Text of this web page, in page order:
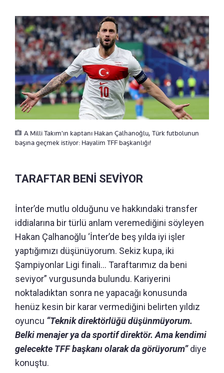
A Milli Takım'ın kaptanı Hakan Çalhanoğlu, Türk futbolunun
başına geçmek istiyor: Hayalim TFF başkanlığı!
TARAFTAR BENİ SEVİYOR
İnter’de mutlu olduğunu ve hakkındaki transfer
iddialarına bir türlü anlam veremediğini söyleyen
Hakan Çalhanoğlu ‘İnter’de beş yılda iyi işler
yaptığımızı düşünüyorum. Sekiz kupa, iki
Şampiyonlar Ligi finali… Taraftarımız da beni
seviyor” vurgusunda bulundu. Kariyerini
noktaladıktan sonra ne yapacağı konusunda
henüz kesin bir karar vermediğini belirten yıldız
oyuncu “Teknik direktörlüğü düşünmüyorum.
Belki menajer ya da sportif direktör. Ama kendimi
gelecekte TFF başkanı olarak da görüyorum”diye
konuştu.